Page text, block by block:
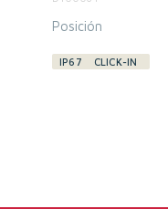
Posición
IP67 CLICK-IN